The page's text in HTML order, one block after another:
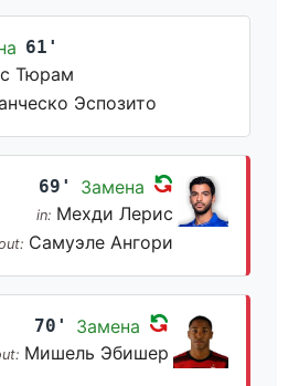
61'
Тюрам
Эспозито
69' Замена
in: Мехди Лерис
Самуэле Ангори
70' Замена
Мишель Эбишер